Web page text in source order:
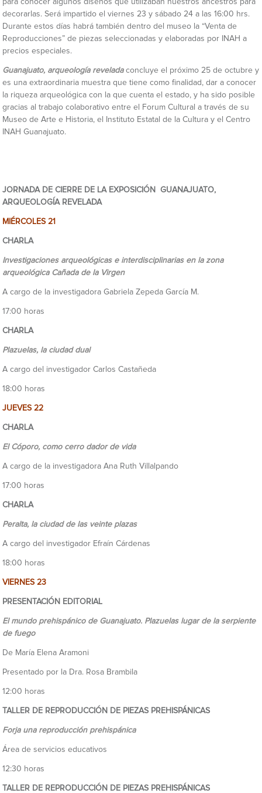
para conocer algunos diseños que utilizaban nuestros ancestros para
decorarlas. Será impartido el viernes 23 y sábado 24 a las 16:00 hrs.
Durante estos días habrá también dentro del museo la “Venta de
Reproducciones” de piezas seleccionadas y elaboradas por INAH a
precios especiales.
Guanajuato, arqueología reveladaconcluye el próximo 25 de octubre y
es una extraordinaria muestra que tiene como finalidad, dar a conocer
la riqueza arqueológica con la que cuenta el estado, y ha sido posible
gracias al trabajo colaborativo entre el Forum Cultural a través de su
Museo de Arte e Historia, el Instituto Estatal de la Cultura y el Centro
INAH Guanajuato.
JORNADA DE CIERRE DE LA EXPOSICIÓN GUANAJUATO,
ARQUEOLOGÍA REVELADA
MIÉRCOLES 21
CHARLA
Investigaciones arqueológicas e interdisciplinarias en la zona
arqueológica Cañada de la Virgen
A cargo de la investigadora Gabriela Zepeda García M.
17:00 horas
CHARLA
Plazuelas, la ciudad dual
A cargo del investigador Carlos Castañeda
18:00 horas
JUEVES 22
CHARLA
El Cóporo, como cerro dador de vida
A cargo de la investigadora Ana Ruth Villalpando
17:00 horas
CHARLA
Peralta, la ciudad de las veinte plazas
A cargo del investigador Efraín Cárdenas
18:00 horas
VIERNES 23
PRESENTACIÓN EDITORIAL
El mundo prehispánico de Guanajuato. Plazuelas lugar de la serpiente
de fuego
De María Elena Aramoni
Presentado por la Dra. Rosa Brambila
12:00 horas
TALLER DE REPRODUCCIÓN DE PIEZAS PREHISPÁNICAS
Forja una reproducción prehispánica
Área de servicios educativos
12:30 horas
TALLER DE REPRODUCCIÓN DE PIEZAS PREHISPÁNICAS